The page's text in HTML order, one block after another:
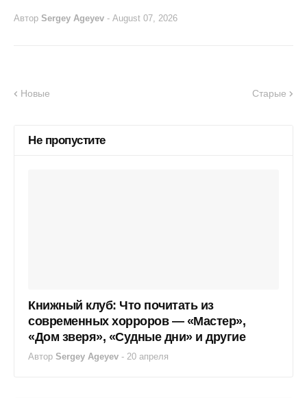
Автор Sergey Ageyev - August 07, 2026
Новые Старые
Не пропустите
Книжный клуб: Что почитать из
современных хорроров — «Мастер»,
«Дом зверя», «Судные дни» и другие
Автор Sergey Ageyev - 20 апреля